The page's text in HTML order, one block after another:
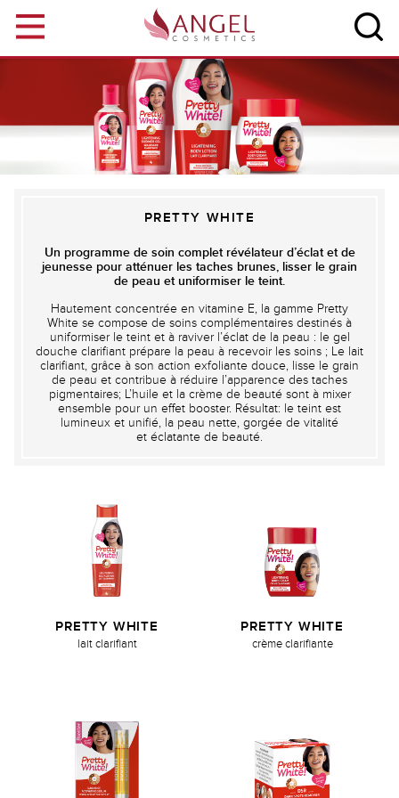
PRETTY WHITE
Un programme de soin complet révélateur d’éclat et de
jeunesse pour atténuer les taches brunes, lisser le grain
de peau et uniformiser le teint.
Hautement concentrée en vitamine E, la gamme Pretty
White se compose de soins complémentaires destinés à
uniformiser le teint et à raviver l’éclat de la peau : le gel
douche clarifiant prépare la peau à recevoir les soins ; Le lait
clarifiant, grâce à son action exfoliante douce, lisse le grain
de peau et contribue à réduire l’apparence des taches
pigmentaires; L’huile et la crème de beauté sont à mixer
ensemble pour un effet booster. Résultat: le teint est
lumineux et unifié, la peau nette, gorgée de vitalité
et éclatante de beauté.
PRETTY WHITE
lait clarifiant
PRETTY WHITE
crème clarifiante